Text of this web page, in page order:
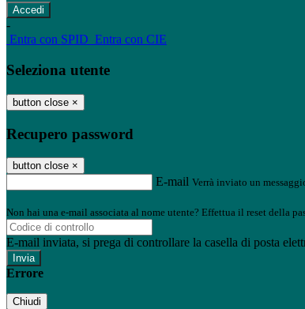
-
Entra con SPID Entra con CIE
Seleziona utente
button close ×
Recupero password
button close ×
E-mail Verrà inviato un
Non hai una e-mail associata al nome utente? Effettua il reset della
E-mail inviata, si prega di controllare la casella di posta
Errore
Chiudi